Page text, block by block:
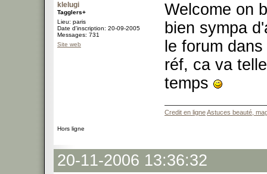
klelugi
Tagglers+
Lieu: paris
Date d'inscription: 20-09-2005
Messages: 731
Site web
Welcome on
bien sympa
le forum
réf, ca va
temps
Credit en ligneAstuces beauté,
Hors ligne
20-11-2006 13:36:32